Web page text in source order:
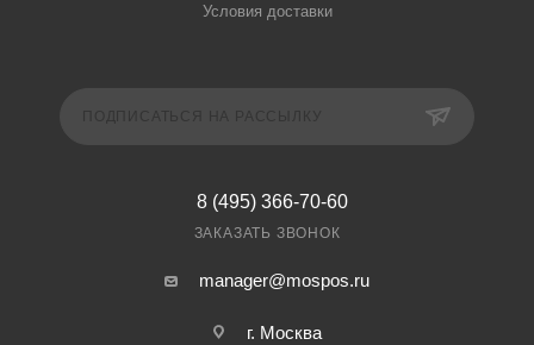
Условия доставки
8 (495) 366-70-60
ЗАКАЗАТЬ ЗВОНОК
manager@mospos.ru
г. Москва